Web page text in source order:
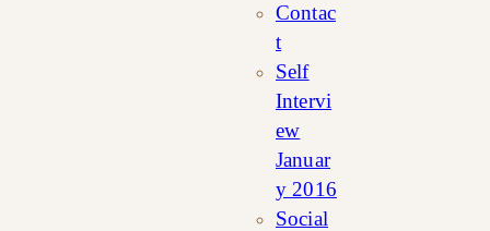
Contac
t
Self
Intervi
ew
Januar
y 2016
Social